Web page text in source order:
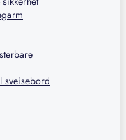
sveisebord